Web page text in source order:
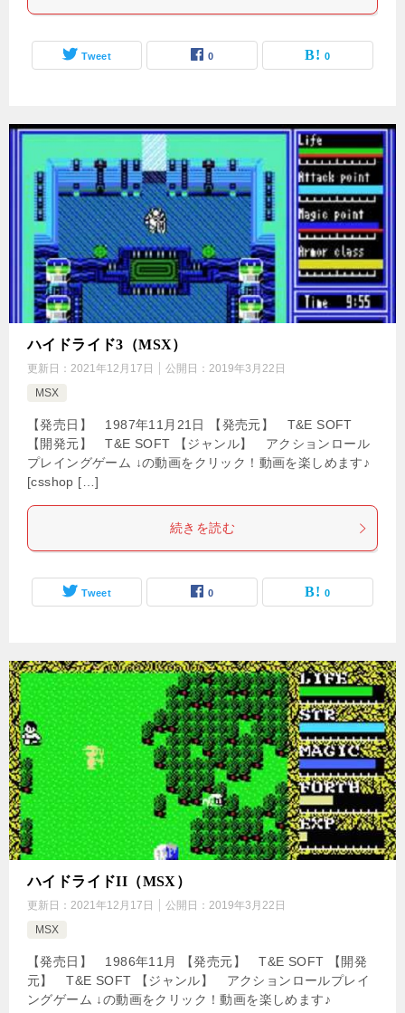
Tweet 0 0
ハイドライド3（MSX）
更新日： 2021年12月17日 公開日： 2019年3月22日
MSX
【発売日】 1987年11月21日 【発売元】 T&E SOFT
【開発元】 T&E SOFT 【ジャンル】 アクションロール
プレイングゲーム ↓の動画をクリック！動画を楽しめます♪
[csshop […]
続きを読む
Tweet 0 0
ハイドライドII（MSX）
更新日： 2021年12月17日 公開日： 2019年3月22日
MSX
【発売日】 1986年11月 【発売元】 T&E SOFT 【開発
元】 T&E SOFT 【ジャンル】 アクションロールプレイ
ングゲーム ↓の動画をクリック！動画を楽しめます♪